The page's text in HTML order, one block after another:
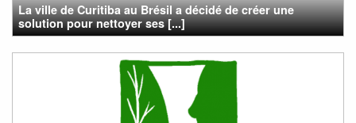
La ville de Curitiba au Brésil a décidé de créer une
solution pour nettoyer ses [...]